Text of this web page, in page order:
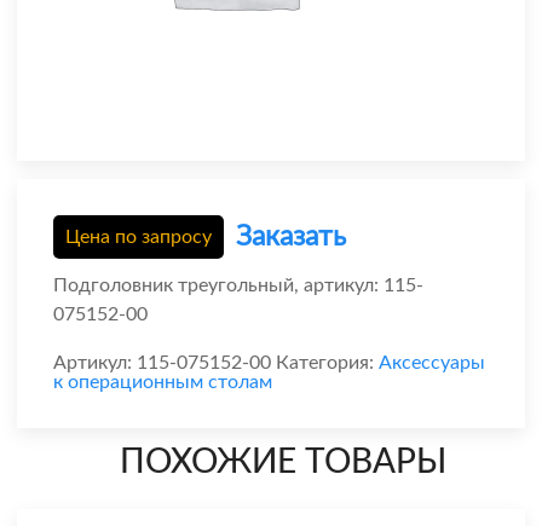
Цена по запросу Заказать
Подголовник треугольный, артикул: 115-
075152-00
Артикул: 115-075152-00 Категория: Аксессуары
к операционным столам
ПОХОЖИЕ ТОВАРЫ